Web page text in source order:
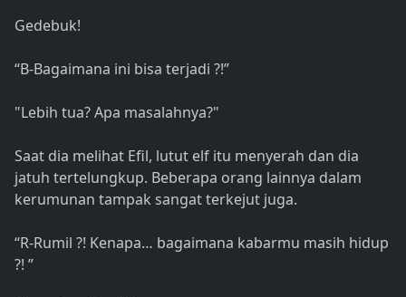
Gedebuk!
“B-Bagaimana ini bisa terjadi ?!”
"Lebih tua? Apa masalahnya?"
Saat dia melihat Efil, lutut elf itu menyerah dan dia
jatuh tertelungkup. Beberapa orang lainnya dalam
kerumunan tampak sangat terkejut juga.
“R-Rumil ?! Kenapa… bagaimana kabarmu masih hidup
?! ”